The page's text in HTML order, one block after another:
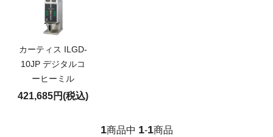
カーティス ILGD-
10JP デジタルコ
ーヒーミル
421,685円(税込)
1商品中 1-1商品